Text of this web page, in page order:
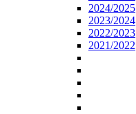
2024/2025
2023/2024
2022/2023
2021/2022